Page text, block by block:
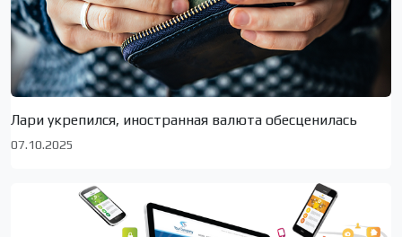
Лари укрепился, иностранная валюта обесценилась
07.10.2025